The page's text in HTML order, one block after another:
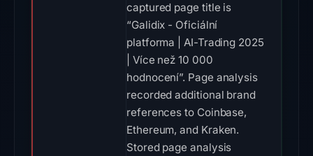
captured page title is
“Galidix - Oficiální
platforma | AI-Trading 2025
| Více než 10 000
hodnocení”. Page analysis
recorded additional brand
references to Coinbase,
Ethereum, and Kraken.
Stored page analysis